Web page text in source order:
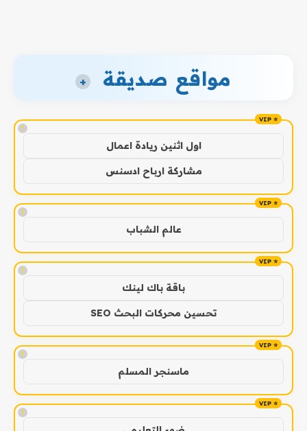
مواقع صديقة +
!
اول اثنين ريادة اعمال
مشاركة ارباح ادسنس
!
عالم الشباب
!
باقة باك لينك
تحسين محركات البحث SEO
!
ماسنجر المسلم
!